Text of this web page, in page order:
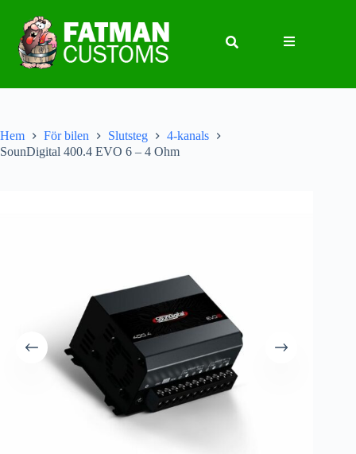
Hem För bilen Slutsteg
4-kanals
SounDigital 400.4 EVO 6 – 4 Ohm